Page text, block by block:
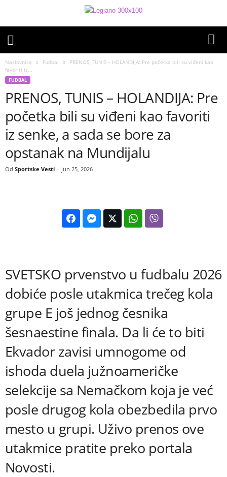
Naslovnica Fudbal
PRENOS, TUNIS – HOLANDIJA: Pre početka bili su viđeni kao
favoriti iz...
FUDBAL
PRENOS, TUNIS – HOLANDIJA: Pre
početka bili su viđeni kao favoriti
iz senke, a sada se bore za
opstanak na Mundijalu
Od Sportske Vesti - jun 25, 2026
SVETSKO prvenstvo u fudbalu 2026
dobiće posle utakmica trečeg kola
grupe E još jednog česnika
šesnaestine finala. Da li će to biti
Ekvador zavisi umnogome od
ishoda duela južnoameričke
selekcije sa Nemačkom koja je već
posle drugog kola obezbedila prvo
mesto u grupi. Uživo prenos ove
utakmice pratite preko portala
Novosti.